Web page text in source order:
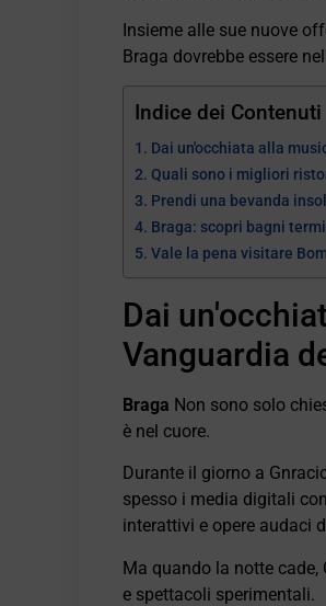
Insieme alle sue nuove
Braga dovrebbe essere
Indice dei Contenuti
Dai un'occhiata alla
Quali sono i migliori
Prendi una bevanda
Braga: scopri bagni
Vale la pena visitare
Dai
Vanguardia
Braga Non sono solo
è nel cuore.
Durante il giorno a
spesso i media digitali
interattivi e opere audaci
Ma quando la notte
e spettacoli sperimentali.